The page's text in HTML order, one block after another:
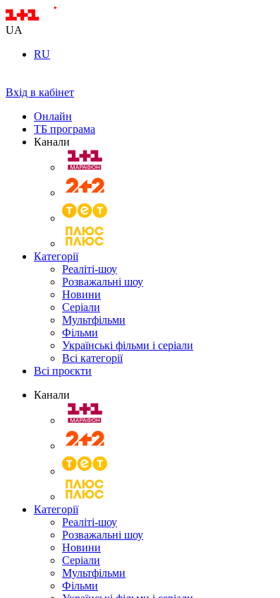
UA
RU
Вхід в кабінет
Онлайн
ТБ програма
Канали
Категорії
Реаліті-шоу
Розважальні шоу
Новини
Серіали
Мультфільми
Фільми
Українські фільми і серіали
Всі категорії
Всі проєкти
Канали
Категорії
Реаліті-шоу
Розважальні шоу
Новини
Серіали
Мультфільми
Фільми